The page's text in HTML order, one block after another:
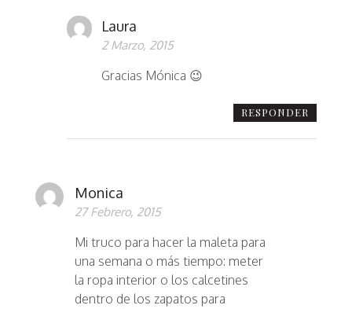
Laura
2 Marzo, 2015
Gracias Mónica 😉
RESPONDER
Monica
27 Febrero, 2015
Mi truco para hacer la maleta para
una semana o más tiempo: meter
la ropa interior o los calcetines
dentro de los zapatos para